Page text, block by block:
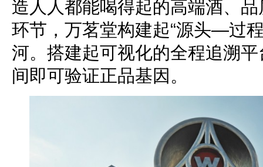
造人人都能喝得起的高端酒、
环节，万茗堂构建起“源头—过
河。搭建起可视化的全程追溯
间即可验证正品基因。